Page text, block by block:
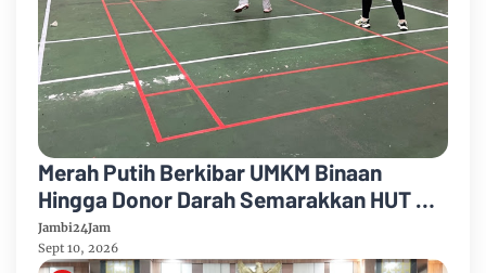
Merah Putih Berkibar UMKM Binaan
Hingga Donor Darah Semarakkan HUT RI
Ke-81 Di PTPN IV Regional IV
Jambi24Jam
Sept 10, 2026